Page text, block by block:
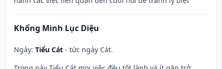
Khổng Minh Lục Diệu
Ngày: Tiểu Cát - tức ngày Cát.